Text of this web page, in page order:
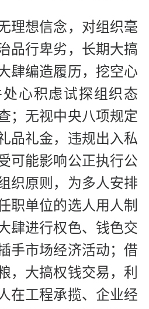
理想信念，对组织毫
品行卑劣，长期大搞
肆编造履历，挖空心
心积虑试探组织态
；无视中央八项规定
品礼金，违规出入私
可能影响公正执行公
织原则，为多人安排
职单位的选人用人制
肆进行权色、钱色交
手市场经济活动；借
，大搞权钱交易，利
在工程承揽、企业经